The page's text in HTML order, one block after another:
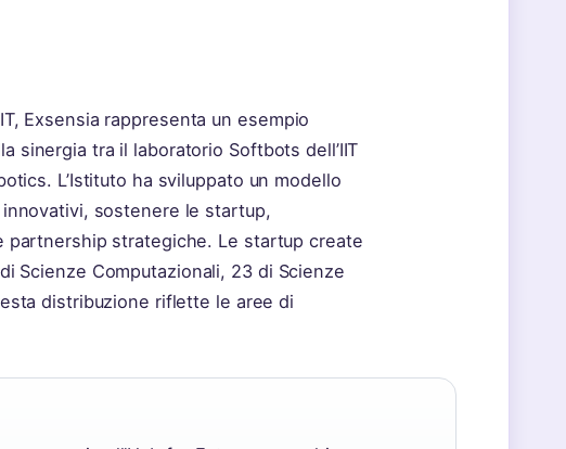
Exsensia rappresenta un esempio
sinergia tra il laboratorio Softbots dell’IIT
L’Istituto ha sviluppato un modello
sostenere le startup,
partnership strategiche. Le startup create
Scienze Computazionali, 23 di Scienze
distribuzione riflette le aree di